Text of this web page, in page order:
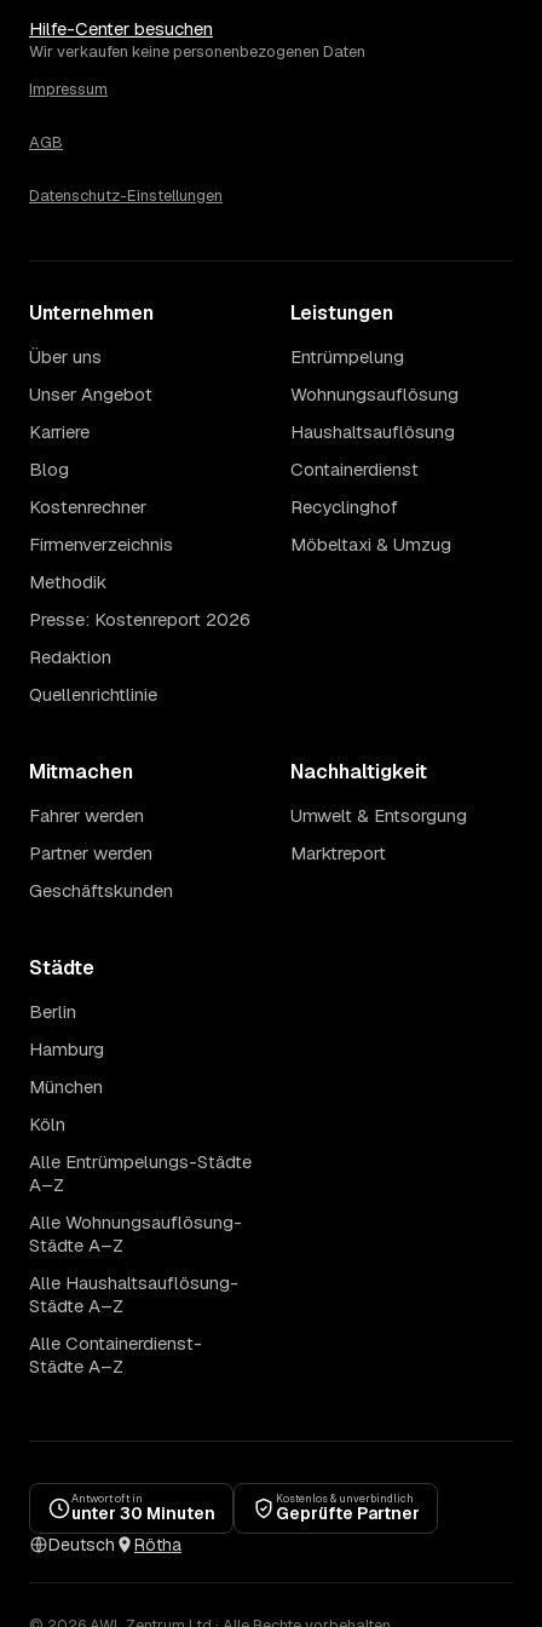
Hilfe-Center besuchen
Wir verkaufen keine personenbezogenen Daten
Impressum
AGB
Datenschutz-Einstellungen
Unternehmen
Über uns
Unser Angebot
Karriere
Blog
Kostenrechner
Firmenverzeichnis
Methodik
Presse: Kostenreport 2026
Redaktion
Quellenrichtlinie
Leistungen
Entrümpelung
Wohnungsauflösung
Haushaltsauflösung
Containerdienst
Recyclinghof
Möbeltaxi & Umzug
Mitmachen
Fahrer werden
Partner werden
Geschäftskunden
Nachhaltigkeit
Umwelt & Entsorgung
Marktreport
Städte
Berlin
Hamburg
München
Köln
Alle Entrümpelungs-Städte
A–Z
Alle Wohnungsauflösung-
Städte A–Z
Alle Haushaltsauflösung-
Städte A–Z
Alle Containerdienst-
Städte A–Z
Antwort oft in
unter 30 Minuten
Kostenlos & unverbindlich
Geprüfte Partner
Deutsch
Rötha